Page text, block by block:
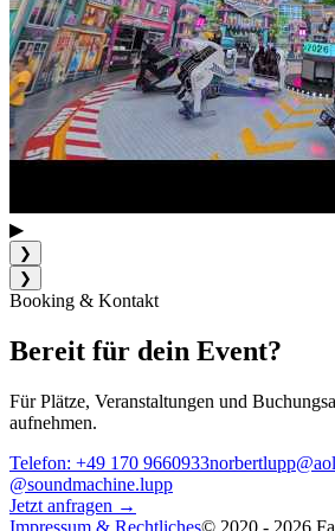
▶
❯
❯
Booking & Kontakt
Bereit für dein Event?
Für Plätze, Veranstaltungen und
aufnehmen.
Telefon: +49 170 9660933
@soundmachine.lupp
Jetzt anfragen →
Impressum & Rechtliches© 2020 - 2026